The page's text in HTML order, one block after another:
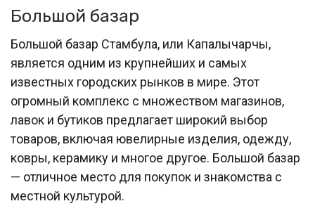
Большой базар
Большой базар Стамбула, или Капалычарчы,
является одним из крупнейших и самых
известных городских рынков в мире. Этот
огромный комплекс с множеством магазинов,
лавок и бутиков предлагает широкий выбор
товаров, включая ювелирные изделия, одежду,
ковры, керамику и многое другое. Большой базар
— отличное место для покупок и знакомства с
местной культурой.